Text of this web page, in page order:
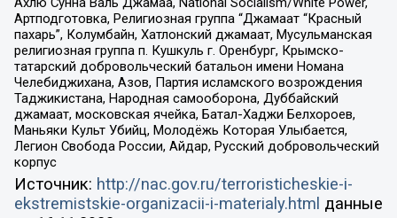
Артподготовка, Религиозная группа “Джамаат “Красный
пахарь”, Колумбайн, Хатлонский джамаат, Мусульманская
религиозная группа п. Кушкуль г. Оренбург, Крымско-
татарский добровольческий батальон имени Номана
Челебиджихана, Азов, Партия исламского возрождения
Таджикистана, Народная самооборона, Дуббайский
джамаат, московская ячейка, Батал-Хаджи Белхороев,
Маньяки Культ Убийц, Молодёжь Которая Улыбается,
Легион Свобода России, Айдар, Русский добровольческий
корпус
Источник: http://nac.gov.ru/terroristicheskie-i-
ekstremistskie-organizacii-i-materialy.html данные